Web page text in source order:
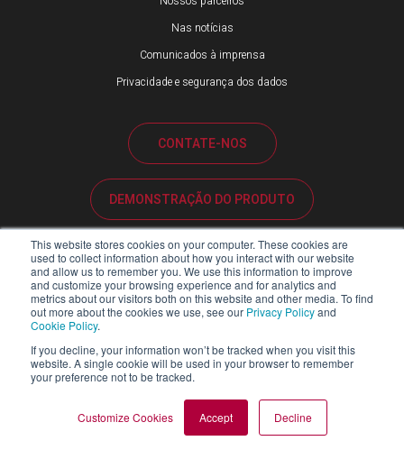
This website stores cookies on your computer. These cookies are
used to collect information about how you interact with our website
and allow us to remember you. We use this information to improve
and customize your browsing experience and for analytics and
metrics about our visitors both on this website and other media. To find
out more about the cookies we use, see our Privacy Policyand
Cookie Policy.
If you decline, your information won’t be tracked when you visit this
website. A single cookie will be used in your browser to remember
your preference not to be tracked.
Customize Cookies Accept Decline
Nas notícias
Comunicados à imprensa
Privacidade e segurança dos dados
CONTATE-NOS
DEMONSTRAÇÃO DO PRODUTO
SUPORTE AO CLIENTE
PORTAL DE PARCEIROS
MAPA DO SITE
JURÍDICO
POLÍTICA DE PRIVACIDADE
RELATÓRIO SOBRE A LEI DA ESCRAVIDÃO MODERNA